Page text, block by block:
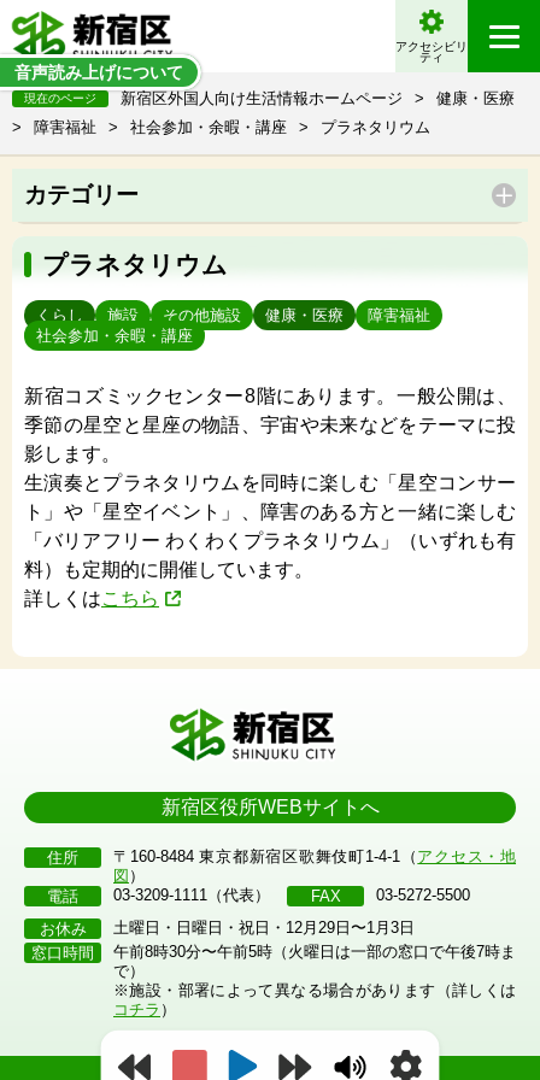
音声読み上げについて
アクセシビリ
ティ
現在のページ 新宿区外国人向け生活情報ホームページ >
健康・医療
>
障害福祉 > 社会参加・余暇・講座 > プラネタリウム
カテゴリー
プラネタリウム
くらし 施設 その他施設 健康・医療
障害福祉
社会参加・余暇・講座
新宿コズミックセンター8階にあります。一般公開は、
季節の星空と星座の物語、宇宙や未来などをテーマに投
影します。
生演奏とプラネタリウムを同時に楽しむ「星空コンサー
ト」や「星空イベント」、障害のある方と一緒に楽しむ
「バリアフリー わくわくプラネタリウム」（いずれも有
料）も定期的に開催しています。
詳しくはこちら
新宿区役所WEBサイトへ
住所 〒160-8484 東京都新宿区歌舞伎町1-4-1（ アクセス・地
図 ）
電話
03-3209-1111（代表） FAX
03-5272-5500
お休み
土曜日・日曜日・祝日・12月29日〜1月3日
窓口時間
午前8時30分〜午前5時（火曜日は一部の窓口で午後7時ま
で）
※施設・部署によって異なる場合があります（詳しくは
コチラ ）